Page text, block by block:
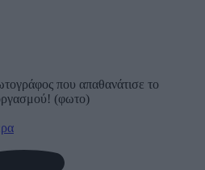
που απαθανάτισε το
(φωτο)